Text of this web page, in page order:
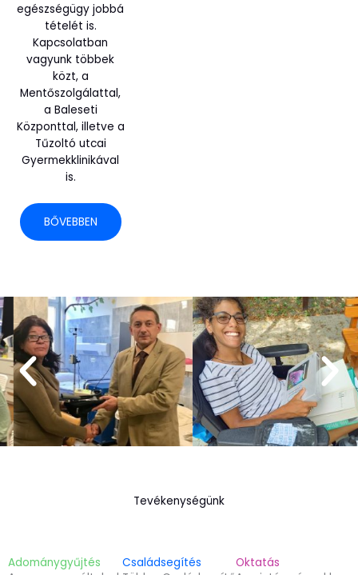
egészségügy jobbá
tételét is.
Kapcsolatban
vagyunk többek
közt, a
Mentőszolgálattal,
a Baleseti
Központtal, illetve a
Tűzoltó utcai
Gyermekklinikával
is.
BŐVEBBEN
Tevékenységünk
Adománygyűjtés
Családsegítés
Oktatás